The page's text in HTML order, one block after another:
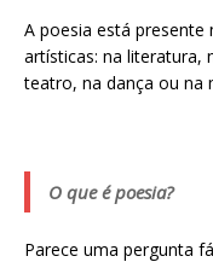
A poesia está presente
artísticas: na literatura,
teatro, na dança ou na
O que é poesia?
Parece uma pergunta